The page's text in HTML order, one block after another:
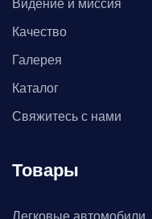
Видение и миссия
Качество
Галерея
Каталог
Свяжитесь с нами
Товары